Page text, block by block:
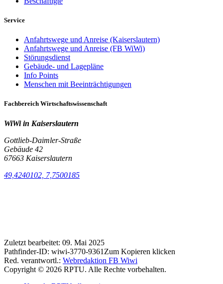
Service
Anfahrtswege und Anreise (Kaiserslautern)
Anfahrtswege und Anreise (FB WiWi)
Störungsdienst
Gebäude- und Lagepläne
Info Points
Menschen mit Beeinträchtigungen
Fachbereich Wirtschaftswissenschaft
WiWi in Kaiserslautern
Gottlieb-Daimler-Straße
Gebäude 42
67663 Kaiserslautern
49,4240102, 7,7500185
Zuletzt bearbeitet: 09. Mai 2025
Pathfinder-ID: wiwi-3770-9361 Zum Kopieren klicken
Red. verantwortl.: Webredaktion FB Wiwi
Copyright © 2026 RPTU. Alle Rechte vorbehalten.